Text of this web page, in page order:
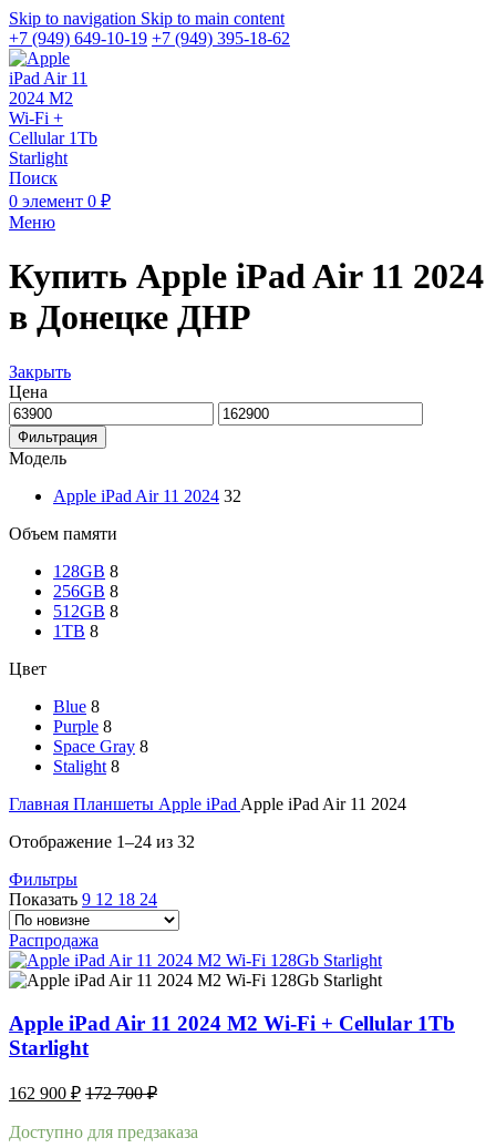
Skip to navigation Skip to main content
+7 (949) 649-10-19 +7 (949) 395-18-62
Поиск
0 элемент 0 ₽
Меню
Купить Apple iPad Air 11 2024
в Донецке ДНР
Закрыть
Цена
Фильтрация
Модель
Apple iPad Air 11 2024 32
Объем памяти
128GB 8
256GB 8
512GB 8
1TB 8
Цвет
Blue 8
Purple 8
Space Gray 8
Stalight 8
Главная Планшеты Apple iPad Apple iPad Air 11 2024
Отображение 1–24 из 32
Фильтры
Показать 9 12 18 24
Распродажа
Apple iPad Air 11 2024 M2 Wi-Fi + Cellular 1Tb
Starlight
162 900 ₽ 172 700₽
Доступно для предзаказа